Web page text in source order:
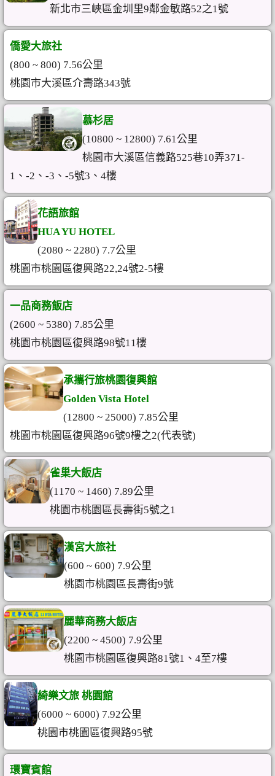
新北市三峽區金圳里9鄰金敏路52之1號
僑愛大旅社
(800 ~ 800) 7.56公里
桃園市大溪區介壽路343號
慕杉居
(10800 ~ 12800) 7.61公里
桃園市大溪區信義路525巷10弄371-
1、-2、-3、-5號3、4樓
花語旅館
HUA YU HOTEL
(2080 ~ 2280) 7.7公里
桃園市桃園區復興路22,24號2-5樓
一品商務飯店
(2600 ~ 5380) 7.85公里
桃園市桃園區復興路98號11樓
承攜行旅桃園復興館
Golden Vista Hotel
(12800 ~ 25000) 7.85公里
桃園市桃園區復興路96號9樓之2(代表號)
雀巢大飯店
(1170 ~ 1460) 7.89公里
桃園市桃園區長壽街5號之1
漢宮大旅社
(600 ~ 600) 7.9公里
桃園市桃園區長壽街9號
麗華商務大飯店
(2200 ~ 4500) 7.9公里
桃園市桃園區復興路81號1、4至7樓
綺樂文旅 桃園館
(6000 ~ 6000) 7.92公里
桃園市桃園區復興路95號
環寶賓館